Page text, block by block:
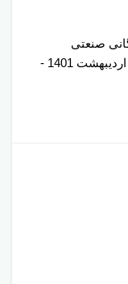
صنعتی
کشورهای ساحلی دریایی خزر 25 الی 28 اردیبهشت 1401 -